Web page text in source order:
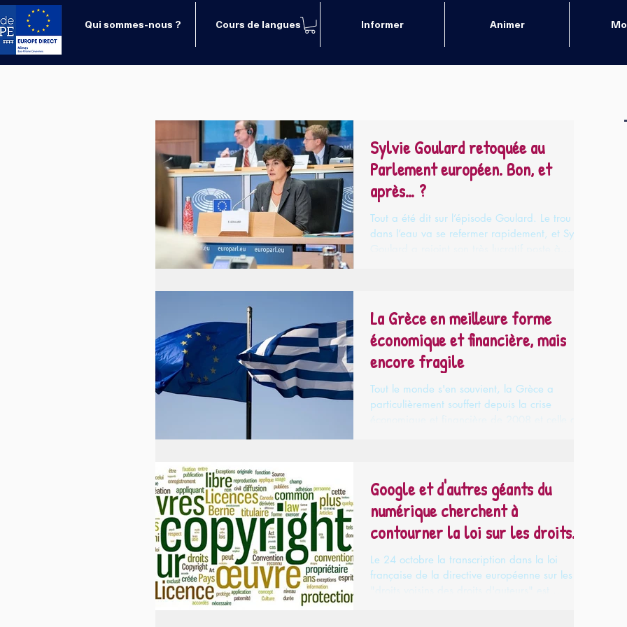
Qui sommes-nous ? Cours de langues Informer Animer
Sylvie Goulard retoquée au
Parlement européen. Bon, et
après… ?
Tout a été dit sur l’épisode Goulard. Le trou
dans l’eau va se refermer rapidement, et Sylvie
Goulard a rejoint son très lucratif poste à...
La Grèce en meilleure forme
économique et financière, mais
encore fragile
Tout le monde s'en souvient, la Grèce a
particulièrement souffert depuis la crise
économique et financière de 2008 et celle de
Google et d'autres géants du
numérique cherchent à
contourner la loi sur les droits
d'auteu
Le 24 octobre la transcription dans la loi
française de la directive européenne sur les
"droits voisins des droits d'auteurs" est